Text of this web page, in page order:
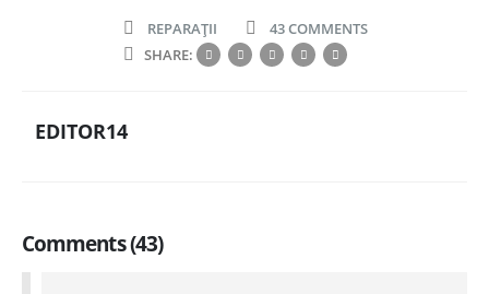
REPARAȚII
43 COMMENTS
SHARE:
EDITOR14
Comments (43)